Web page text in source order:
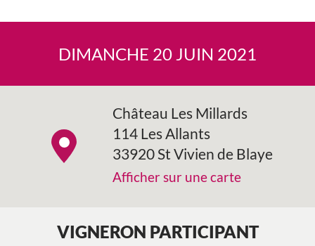
DIMANCHE 20 JUIN 2021
Château Les Millards
114 Les Allants
33920 St Vivien de Blaye
Afficher sur une carte
VIGNERON PARTICIPANT